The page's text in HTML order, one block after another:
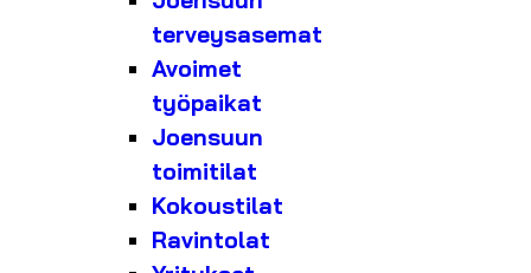
terveysasemat
Avoimet
työpaikat
Joensuun
toimitilat
Kokoustilat
Ravintolat